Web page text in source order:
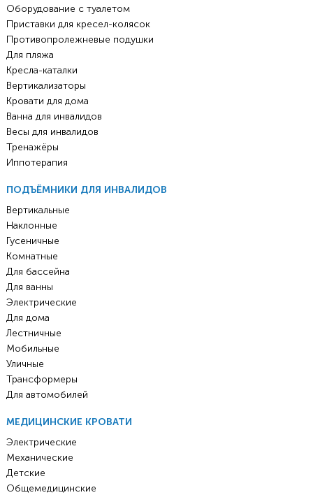
Оборудование с туалетом
Приставки для кресел-колясок
Противопролежневые подушки
Для пляжа
Кресла-каталки
Вертикализаторы
Кровати для дома
Ванна для инвалидов
Весы для инвалидов
Тренажёры
Иппотерапия
ПОДЪЁМНИКИ ДЛЯ ИНВАЛИДОВ
Вертикальные
Наклонные
Гусеничные
Комнатные
Для бассейна
Для ванны
Электрические
Для дома
Лестничные
Мобильные
Уличные
Трансформеры
Для автомобилей
МЕДИЦИНСКИЕ КРОВАТИ
Электрические
Механические
Детские
Общемедицинские